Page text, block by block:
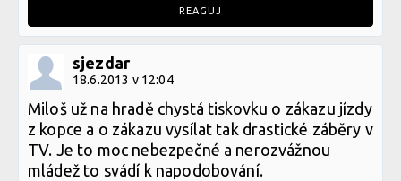
REAGUJ
sjezdar
18.6.2013 v 12:04
Miloš už na hradě chystá tiskovku o zákazu jízdy
z kopce a o zákazu vysílat tak drastické záběry v
TV. Je to moc nebezpečné a nerozvážnou
mládež to svádí k napodobování.